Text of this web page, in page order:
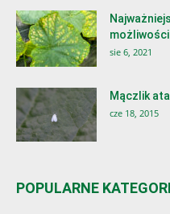
sie 6, 2021
Mączlik
cze 18, 2015
POPULARNE